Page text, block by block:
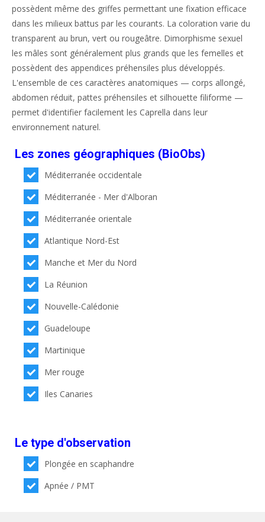
possèdent même des griffes permettant une fixation efficace
dans les milieux battus par les courants. La coloration varie du
transparent au brun, vert ou rougeâtre. Dimorphisme sexuel
les mâles sont généralement plus grands que les femelles et
possèdent des appendices préhensiles plus développés.
L'ensemble de ces caractères anatomiques — corps allongé,
abdomen réduit, pattes préhensiles et silhouette filiforme —
permet d'identifier facilement les Caprella dans leur
environnement naturel.
Les zones géographiques (BioObs)
Méditerranée occidentale
Méditerranée - Mer d'Alboran
Méditerranée orientale
Atlantique Nord-Est
Manche et Mer du Nord
La Réunion
Nouvelle-Calédonie
Guadeloupe
Martinique
Mer rouge
Iles Canaries
Le type d'observation
Plongée en scaphandre
Apnée / PMT